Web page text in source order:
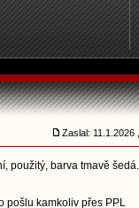
Zaslal: 11.1.2026
použitý, barva tmavě
pošlu kamkoliv přes PPL